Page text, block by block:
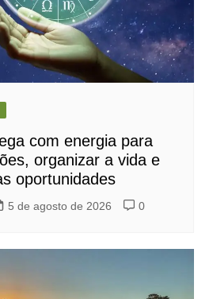
com energia para
organizar a vida e
oportunidades
5 de agosto de 2026 0